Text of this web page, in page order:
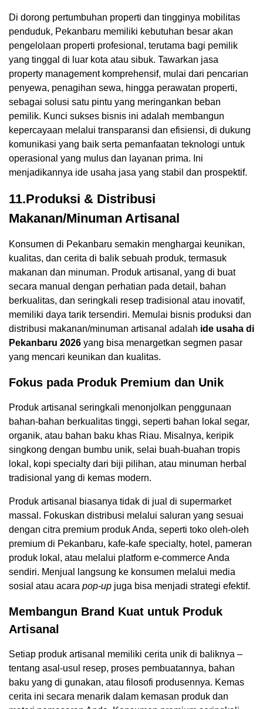
Di dorong pertumbuhan properti dan tingginya mobilitas
penduduk, Pekanbaru memiliki kebutuhan besar akan
pengelolaan properti profesional, terutama bagi pemilik
yang tinggal di luar kota atau sibuk. Tawarkan jasa
property management komprehensif, mulai dari pencarian
penyewa, penagihan sewa, hingga perawatan properti,
sebagai solusi satu pintu yang meringankan beban
pemilik. Kunci sukses bisnis ini adalah membangun
kepercayaan melalui transparansi dan efisiensi, di dukung
komunikasi yang baik serta pemanfaatan teknologi untuk
operasional yang mulus dan layanan prima. Ini
menjadikannya ide usaha jasa yang stabil dan prospektif.
11.Produksi & Distribusi
Makanan/Minuman Artisanal
Konsumen di Pekanbaru semakin menghargai keunikan,
kualitas, dan cerita di balik sebuah produk, termasuk
makanan dan minuman. Produk artisanal, yang di buat
secara manual dengan perhatian pada detail, bahan
berkualitas, dan seringkali resep tradisional atau inovatif,
memiliki daya tarik tersendiri. Memulai bisnis produksi dan
distribusi makanan/minuman artisanal adalah ide usaha di
Pekanbaru 2026 yang bisa menargetkan segmen pasar
yang mencari keunikan dan kualitas.
Fokus pada Produk Premium dan Unik
Produk artisanal seringkali menonjolkan penggunaan
bahan-bahan berkualitas tinggi, seperti bahan lokal segar,
organik, atau bahan baku khas Riau. Misalnya, keripik
singkong dengan bumbu unik, selai buah-buahan tropis
lokal, kopi specialty dari biji pilihan, atau minuman herbal
tradisional yang di kemas modern.
Produk artisanal biasanya tidak di jual di supermarket
massal. Fokuskan distribusi melalui saluran yang sesuai
dengan citra premium produk Anda, seperti toko oleh-oleh
premium di Pekanbaru, kafe-kafe specialty, hotel, pameran
produk lokal, atau melalui platform e-commerce Anda
sendiri. Menjual langsung ke konsumen melalui media
sosial atau acara pop-up juga bisa menjadi strategi efektif.
Membangun Brand Kuat untuk Produk
Artisanal
Setiap produk artisanal memiliki cerita unik di baliknya –
tentang asal-usul resep, proses pembuatannya, bahan
baku yang di gunakan, atau filosofi produsennya. Kemas
cerita ini secara menarik dalam kemasan produk dan